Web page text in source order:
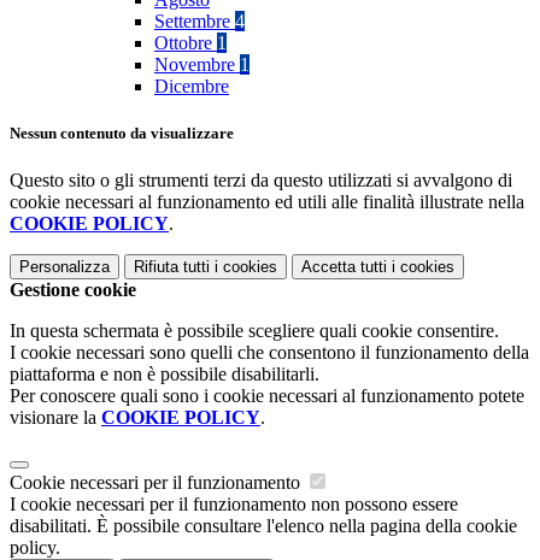
Settembre 4
Ottobre 1
Novembre 1
Dicembre
Nessun contenuto da visualizzare
Questo sito o gli strumenti terzi da questo utilizzati si avvalgono di
cookie necessari al funzionamento ed utili alle finalità illustrate nella
COOKIE POLICY.
Personalizza Rifiuta tutti i cookies Accetta tutti i cookies
Gestione cookie
In questa schermata è possibile scegliere quali cookie consentire.
I cookie necessari sono quelli che consentono il funzionamento della
piattaforma e non è possibile disabilitarli.
Per conoscere quali sono i cookie necessari al funzionamento potete
visionare la COOKIE POLICY.
Cookie necessari per il funzionamento
I cookie necessari per il funzionamento non possono essere
disabilitati. È possibile consultare l'elenco nella pagina della cookie
policy.